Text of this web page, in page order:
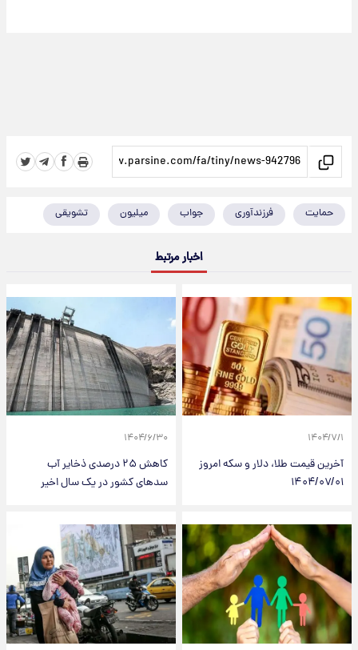
حمایت فرزندآوری جواب میلیون تشویقی
اخبار مرتبط
۱۴۰۴/۷/۱
آخرین قیمت طلا، دلار و سکه امروز
۱۴۰۴/۰۷/۰۱
۱۴۰۴/۶/۳۰
کاهش ۲۵ درصدی ذخایر آب
سدهای کشور در یک سال اخیر